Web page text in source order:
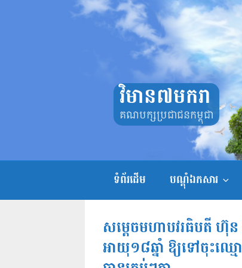
វិមាន៧មករា
គណបក្សប្រជាជនកម្ពុជា
ទំព័រដើម បណ្តុំឯកសារ
សម្តេចមហាបវរធិបតី ហ៊ុ
អាយុ១៨ឆ្នាំ ឱ្យទៅចុះឈ្ម